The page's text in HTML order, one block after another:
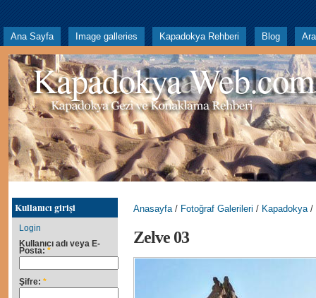
Ana Sayfa Image galleries Kapadokya Rehberi Blog Ara
Kapadokya Web.com
Kullanıcı girişi
Login
Kullanıcı adı veya E-
Posta: *
Şifre: *
Anasayfa/ Fotoğraf Galerileri / Kapadokya/
Zelve 03